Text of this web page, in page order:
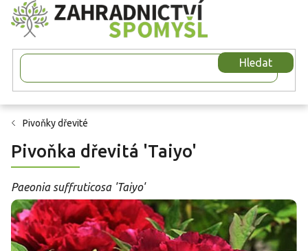
Přejít
na
obsah
Hledat
Pivoňky dřevité
Pivoňka dřevitá 'Taiyo'
Paeonia suffruticosa 'Taiyo'